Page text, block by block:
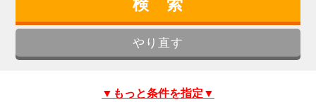
▼もっと条件を指定▼